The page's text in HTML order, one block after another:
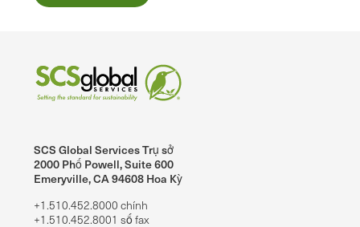
SCS Global Services Trụ sở
2000 Phố Powell, Suite 600
Emeryville, CA 94608 Hoa Kỳ
+1.510.452.8000 chính
+1.510.452.8001 số fax